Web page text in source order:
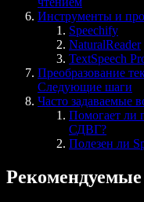
Инструменты и
Speechify
NaturalReader
TextSpeech
Преобразование
Следующие шаги
Часто задаваемые
Помогает ли
СДВГ?
Полезен ли